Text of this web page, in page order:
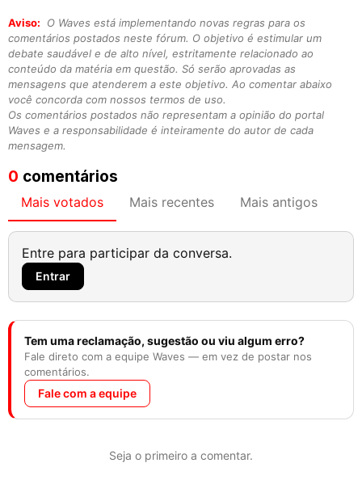
Aviso:
O Waves está implementando novas regras para os
comentários postados neste fórum. O objetivo é estimular um
debate saudável e de alto nível, estritamente relacionado ao
conteúdo da matéria em questão. Só serão aprovadas as
mensagens que atenderem a este objetivo. Ao comentar abaixo
você concorda com nossos termos de uso.
Os comentários postados não representam a opinião do portal
Waves e a responsabilidade é inteiramente do autor de cada
mensagem.
0 comentários
Mais votados Mais recentes Mais antigos
Entre para participar da conversa.
Entrar
Tem uma reclamação, sugestão ou viu algum erro?
Fale direto com a equipe Waves — em vez de postar nos
comentários.
Fale com a equipe
Seja o primeiro a comentar.